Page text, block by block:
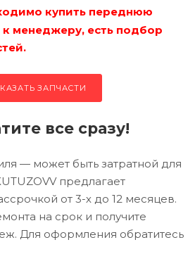
купить переднюю
к менеджеру, есть подбор
ЗАПЧАСТИ
все сразу!
— может быть затратной для
предлагает
от 3-х до 12 месяцев.
на срок и получите
Для оформления обратитесь